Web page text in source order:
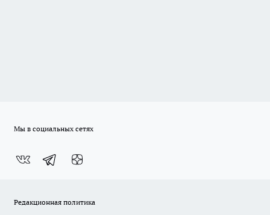
Мы в социальных сетях
Редакционная политика